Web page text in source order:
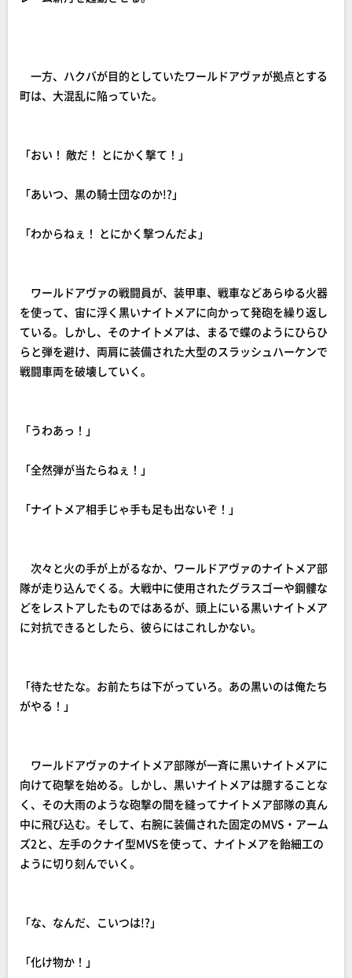
一方、ハクバが目的としていたワールドアヴァが拠点とする
町は、大混乱に陥っていた。
「おい！ 敵だ！ とにかく撃て！」
「あいつ、黒の騎士団なのか!?」
「わからねぇ！ とにかく撃つんだよ」
ワールドアヴァの戦闘員が、装甲車、戦車などあらゆる火器
を使って、宙に浮く黒いナイトメアに向かって発砲を繰り返し
ている。しかし、そのナイトメアは、まるで蝶のようにひらひ
らと弾を避け、両肩に装備された大型のスラッシュハーケンで
戦闘車両を破壊していく。
「うわあっ！」
「全然弾が当たらねぇ！」
「ナイトメア相手じゃ手も足も出ないぞ！」
次々と火の手が上がるなか、ワールドアヴァのナイトメア部
隊が走り込んでくる。大戦中に使用されたグラスゴーや鋼髏な
どをレストアしたものではあるが、頭上にいる黒いナイトメア
に対抗できるとしたら、彼らにはこれしかない。
「待たせたな。お前たちは下がっていろ。あの黒いのは俺たち
がやる！」
ワールドアヴァのナイトメア部隊が一斉に黒いナイトメアに
向けて砲撃を始める。しかし、黒いナイトメアは臆することな
く、その大雨のような砲撃の間を縫ってナイトメア部隊の真ん
中に飛び込む。そして、右腕に装備された固定のMVS・アーム
ズ2と、左手のクナイ型MVSを使って、ナイトメアを飴細工の
ように切り刻んでいく。
「な、なんだ、こいつは!?」
「化け物か！」